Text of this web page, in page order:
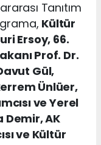
Tanıtım
Kültür
Ersoy, 66.
Prof. Dr.
Gül,
Ünlüer,
ve Yerel
Demir, AK
ve Kültür